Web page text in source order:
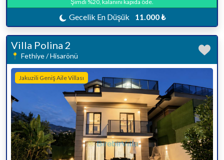
Şimdi %20, kalanını kapıda öde.
Gecelik En Düşük 11.000 ₺
Villa Polina 2
Fethiye / Hisarönü
Jakuzili Geniş Aile Villası